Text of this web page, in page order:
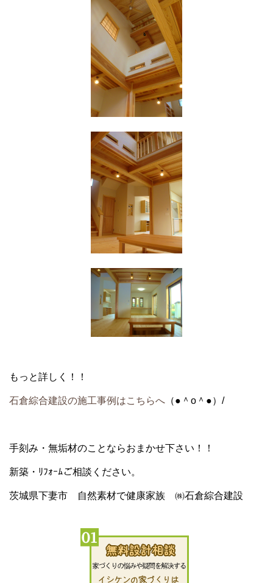
もっと詳しく！！
石倉綜合建設の施工事例はこちらへ （●＾o＾●）/
手刻み・無垢材のことならおまかせ下さい！！
新築・ﾘﾌｫｰﾑご相談ください。
茨城県下妻市 自然素材で健康家族 ㈱石倉綜合建設